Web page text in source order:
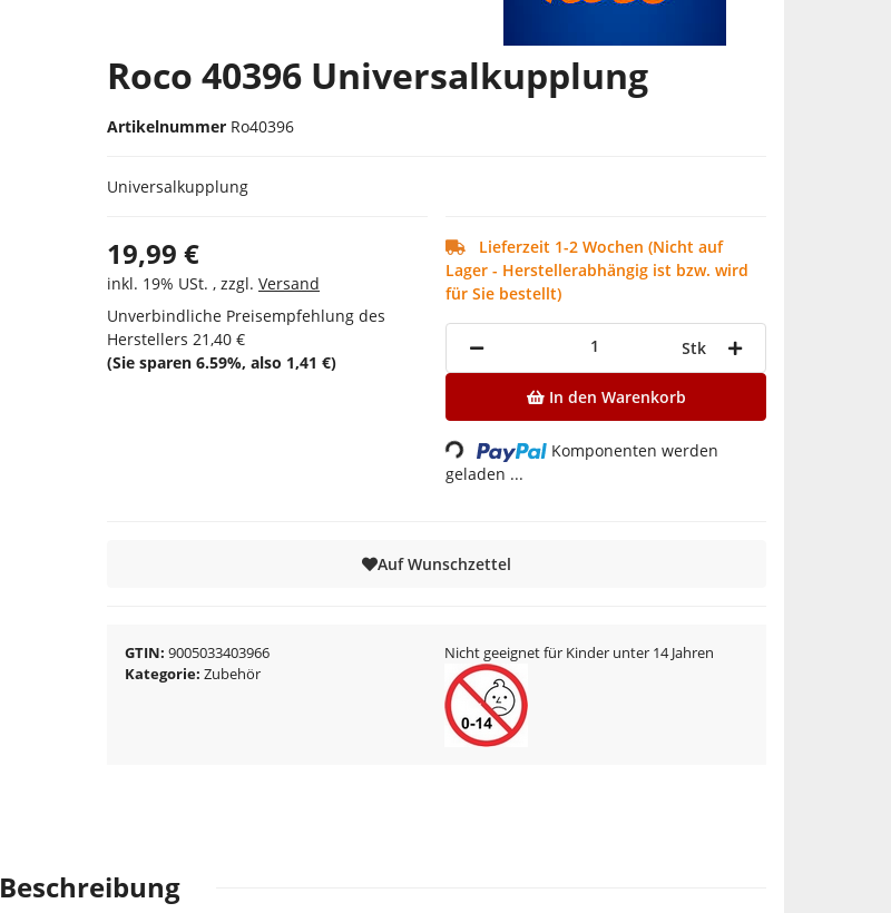
Roco 40396 Universalkupplung
Artikelnummer Ro40396
GTIN 9005033403966
Kategorie Zubehör
Nicht geeignet für Kinder unter 14 Jahren
Universalkupplung
19,99 €
inkl. 19% USt. , zzgl. Versand
Unverbindliche Preisempfehlung des
Herstellers 21,40 €
(Sie sparen 6.59%, also 1,41 €)
Auf Wunschzettel
Stk
In den Warenkorb
Loading...
Komponenten werden
geladen ...
Lieferzeit 1-2 Wochen (Nicht auf
Lager - Herstellerabhängig ist bzw. wird
für Sie bestellt)
Beschreibung